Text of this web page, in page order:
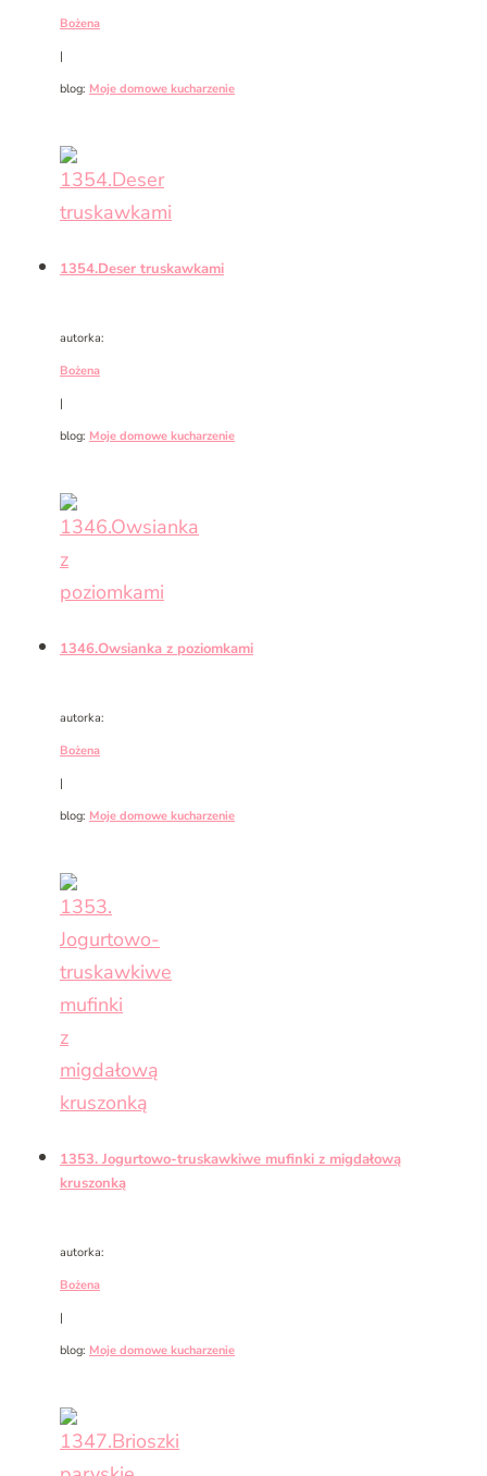
Bożena
|
blog: Moje domowe kucharzenie
1354.Deser truskawkami
autorka:
Bożena
|
blog: Moje domowe kucharzenie
1346.Owsianka z poziomkami
autorka:
Bożena
|
blog: Moje domowe kucharzenie
1353. Jogurtowo-truskawkiwe mufinki z migdałową
kruszonką
autorka:
Bożena
|
blog: Moje domowe kucharzenie